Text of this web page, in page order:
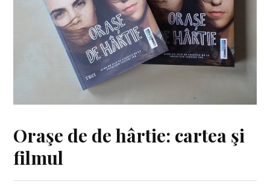
Oraşe de de hârtie: cartea şi
filmul